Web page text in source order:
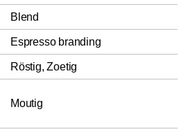
Blend
Espresso branding
Röstig, Zoetig
Moutig